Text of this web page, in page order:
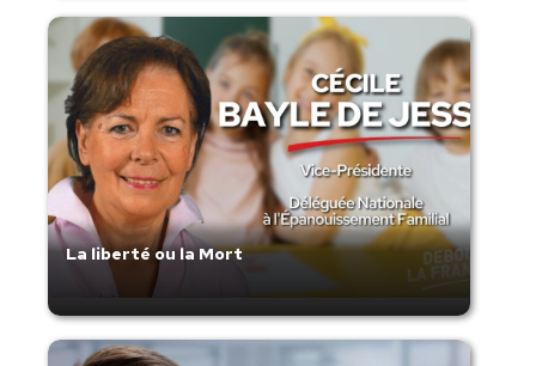
La liberté ou la Mort